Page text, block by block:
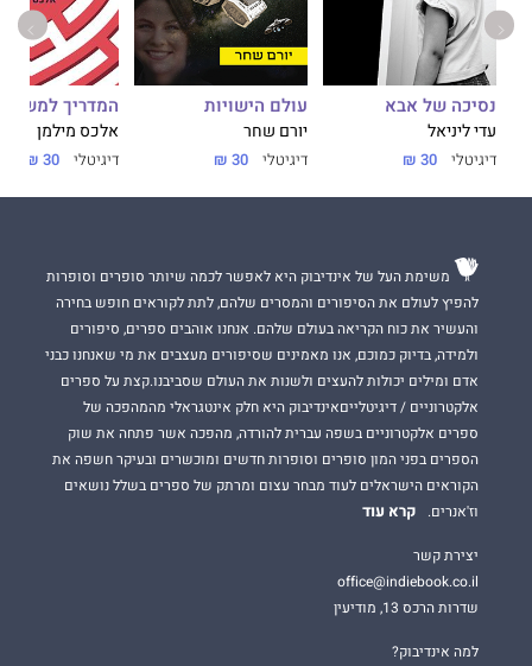
נסיכה של אבא
עדי ליניאל
דיגיטלי 30 ₪
עולם הישויות
יורם שחר
דיגיטלי 30 ₪
המדריך
אלכס מילמן
דיגיטלי 30 ₪
משימת העל של אינדיבוק היא לאפשר לכמה שיותר סופרים וסופרות
להפיץ לעולם את הסיפורים והמסרים שלהם, לתת לקוראים חופש בחירה
והעשיר את כוח הקריאה בעולם שלהם. אנחנו אוהבים ספרים, סיפורים
ולמידה, בדיוק כמוכם, אנו מאמינים שסיפורים מעצבים את מי שאנחנו כבני
אדם ומילים יכולות להעצים ולשנות את העולם שסביבנו.קצת על ספרים
אלקטרוניים / דיגיטלייםאינדיבוק היא חלק אינטגראלי מהמהפכה של
ספרים אלקטרוניים בשפה עברית להורדה, מהפכה אשר פתחה את שוק
הספרים בפני המון סופרים וסופרות חדשים ומוכשרים ובעיקר חשפה את
הקוראים הישראלים לעוד מבחר עצום ומרתק של ספרים בשלל נושאים
וז'אנרים.
קרא עוד
יצירת קשר
office@indiebook.co.il
שדרות הרכס 13, מודיעין
למה אינדיבוק?